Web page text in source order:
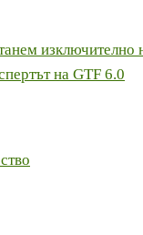
на GTF 6.0